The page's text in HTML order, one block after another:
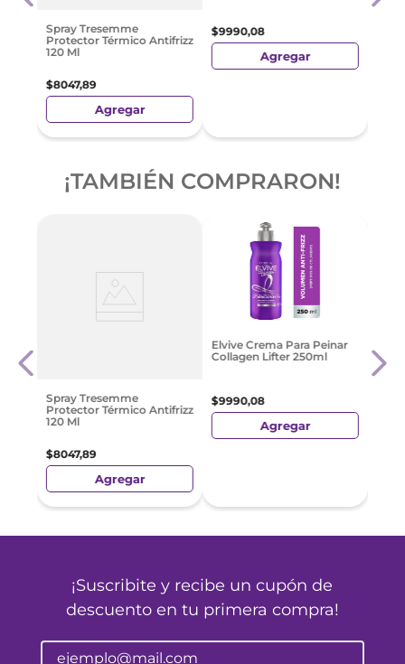
Spray Tresemme
Protector Térmico Antifrizz
120 Ml
$8047,89
Agregar
$9990,08
Agregar
¡TAMBIÉN COMPRARON!
Spray Tresemme
Protector Térmico Antifrizz
120 Ml
$8047,89
Agregar
Elvive Crema Para Peinar
Collagen Lifter 250ml
$9990,08
Agregar
¡Suscribite y recibe un cupón de
descuento en tu primera compra!